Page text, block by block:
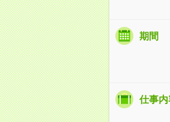
期間
仕事内